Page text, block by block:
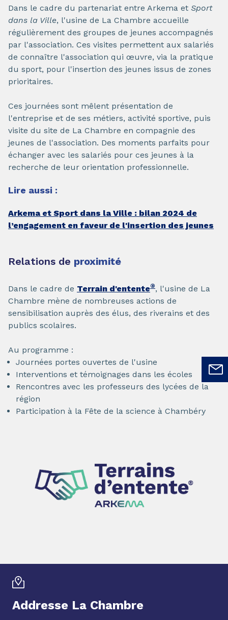
Dans le cadre du partenariat entre Arkema et Sport
dans la Ville, l'usine de La Chambre accueille
régulièrement des groupes de jeunes accompagnés
par l'association. Ces visites permettent aux salariés
de connaître l'association qui œuvre, via la pratique
du sport, pour l'insertion des jeunes issus de zones
prioritaires.
Ces journées sont mêlent présentation de
l'entreprise et de ses métiers, activité sportive, puis
visite du site de La Chambre en compagnie des
jeunes de l'association. Des moments parfaits pour
échanger avec les salariés pour ces jeunes à la
recherche de leur orientation professionnelle.
Lire aussi :
Arkema et Sport dans la Ville : bilan 2024 de
l’engagement en faveur de l'insertion des jeunes
Relations de proximité
Dans le cadre de Terrain d'entente®, l'usine de La
Chambre mène de nombreuses actions de
sensibilisation auprès des élus, des riverains et des
publics scolaires.
Au programme :
Journées portes ouvertes de l'usine
Interventions et témoignages dans les écoles
Rencontres avec les professeurs des lycées de la
région
Participation à la Fête de la science à Chambéry
Addresse La Chambre